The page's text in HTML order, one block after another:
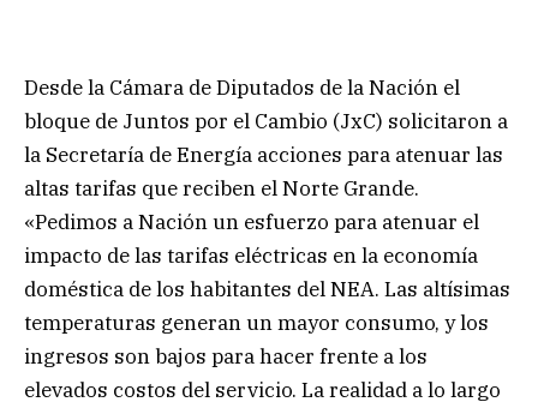
Desde la Cámara de Diputados de la Nación el
bloque de Juntos por el Cambio (JxC) solicitaron a
la Secretaría de Energía acciones para atenuar las
altas tarifas que reciben el Norte Grande.
«Pedimos a Nación un esfuerzo para atenuar el
impacto de las tarifas eléctricas en la economía
doméstica de los habitantes del NEA. Las altísimas
temperaturas generan un mayor consumo, y los
ingresos son bajos para hacer frente a los
elevados costos del servicio. La realidad a lo largo